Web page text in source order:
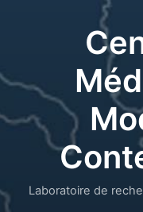
Laboratoire de